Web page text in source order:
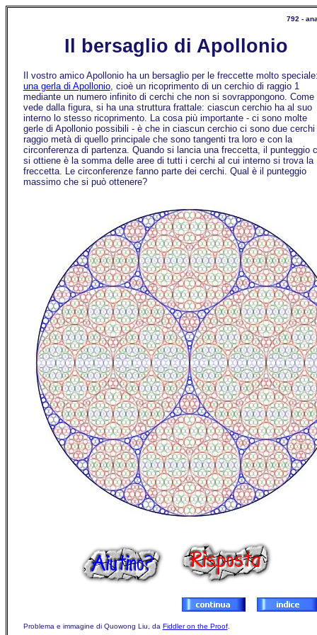
792 -
Il bersaglio di Apollonio
Il vostro amico Apollonio ha un bersaglio per le freccette molto
una gerla di Apollonio, cioè un ricoprimento di un cerchio di raggio 1
mediante un numero infinito di cerchi che non si sovrappongono. Come
vede dalla figura, si ha una struttura frattale: ciascun cerchio ha al suo
interno lo stesso ricoprimento. La cosa più importante - ci sono molte
gerle di Apollonio possibili - è che in ciascun cerchio ci sono due cerchi
raggio metà di quello principale che sono tangenti tra loro e con la
circonferenza di partenza. Quando si lancia una freccetta, il punteggio
si ottiene è la somma delle aree di tutti i cerchi al cui interno si trova la
freccetta. Le circonferenze fanno parte dei cerchi. Qual è il punteggio
massimo che si può ottenere?
Problema e immagine di Quowong Liu, da Fiddler on the Proof.